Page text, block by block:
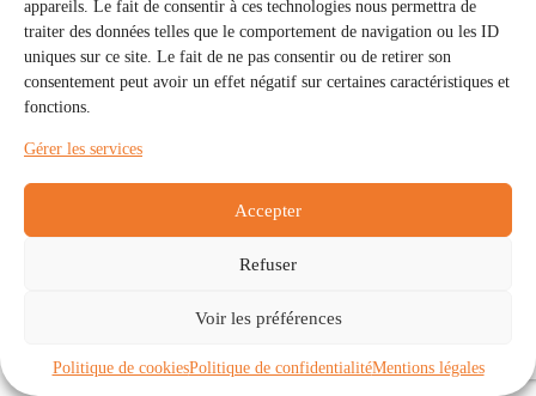
appareils. Le fait de consentir à ces technologies nous permettra de
traiter des données telles que le comportement de navigation ou les ID
uniques sur ce site. Le fait de ne pas consentir ou de retirer son
consentement peut avoir un effet négatif sur certaines caractéristiques et
fonctions.
Gérer les services
Accepter
Refuser
Voir les préférences
Politique de cookiesPolitique de confidentialitéMentions légales
Communautés
À propos
Politique de cookies (UE)